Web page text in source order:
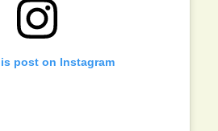
post on Instagram